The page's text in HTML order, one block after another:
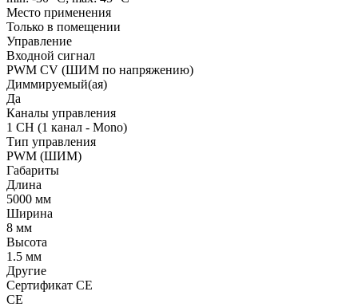
Место применения
Только в помещении
Управление
Входной сигнал
PWM СV (ШИМ по напряжению)
Диммируемый(ая)
Да
Каналы управления
1 CH (1 канал - Mono)
Тип управления
PWM (ШИМ)
Габариты
Длина
5000 мм
Ширина
8 мм
Высота
1.5 мм
Другие
Сертификат CE
CE